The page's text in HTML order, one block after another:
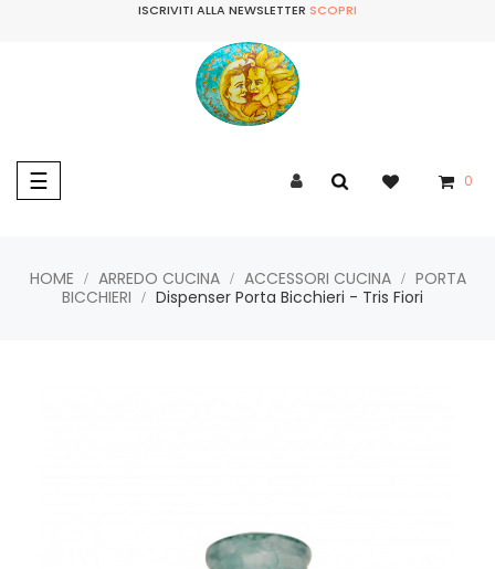
ISCRIVITI ALLA NEWSLETTER SCOPRI
navigazione
Toggle
☰ 0
HOME ARREDO CUCINA ACCESSORI CUCINA
PORTA
BICCHIERI
Dispenser Porta Bicchieri - Tris Fiori